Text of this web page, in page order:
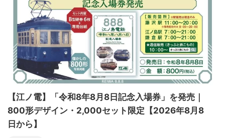
【江ノ電】「令和8年8月8日記念入場券」を発売｜
800形デザイン・2,000セット限定【2026年8月8
日から】